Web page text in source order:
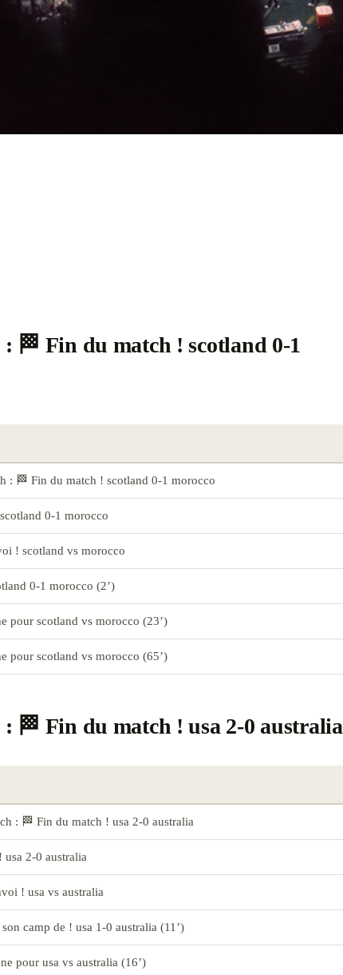
🏁 Fin du match ! scotland 0-1
: 🏁 Fin du match ! scotland 0-1 morocco
0-1 morocco
! scotland vs morocco
0-1 morocco (2’)
pour scotland vs morocco (23’)
pour scotland vs morocco (65’)
🏁 Fin du match ! usa 2-0 australia
: 🏁 Fin du match ! usa 2-0 australia
2-0 australia
! usa vs australia
camp de ! usa 1-0 australia (11’)
pour usa vs australia (16’)